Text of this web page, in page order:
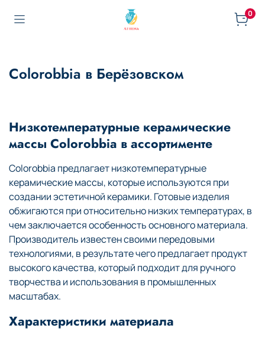
0
Colorobbia в Берёзовском
Низкотемпературные керамические
массы Colorobbia в ассортименте
Colorobbia предлагает низкотемпературные
керамические массы, которые используются при
создании эстетичной керамики. Готовые изделия
обжигаются при относительно низких температурах, в
чем заключается особенность основного материала.
Производитель известен своими передовыми
технологиями, в результате чего предлагает продукт
высокого качества, который подходит для ручного
творчества и использования в промышленных
масштабах.
Характеристики материала